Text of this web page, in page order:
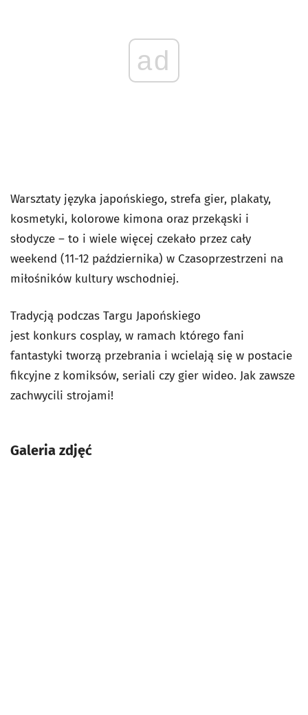
ad
Warsztaty języka japońskiego, strefa gier, plakaty,
kosmetyki, kolorowe kimona oraz przekąski i
słodycze – to i wiele więcej czekało przez cały
weekend (11-12 października) w Czasoprzestrzeni na
miłośników kultury wschodniej.
Tradycją podczas Targu Japońskiego
jest konkurs cosplay, w ramach którego fani
fantastyki tworzą przebrania i wcielają się w postacie
fikcyjne z komiksów, seriali czy gier wideo. Jak zawsze
zachwycili strojami!
Galeria zdjęć